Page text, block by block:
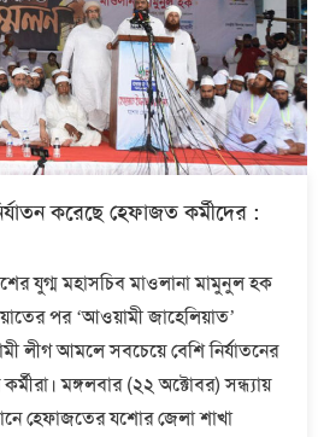
করেছে হেফাজত কর্মীদের :
যুগ্ম মহাসচিব মাওলানা মামুনুল হক
পর ‘আওয়ামী জাহেলিয়াত’
লীগ আমলে সবচেয়ে বেশি নির্যাতনের
মঙ্গলবার (২২ অক্টোবর) সন্ধ্যায়
হেফাজতের যশোর জেলা শাখা